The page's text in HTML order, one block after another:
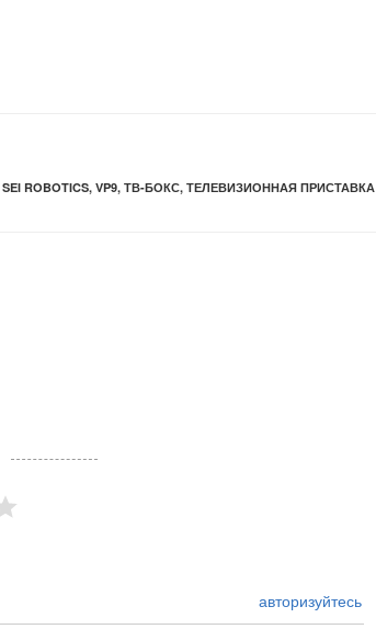
SEI ROBOTICS, VP9, ТВ-БОКС, ТЕЛЕВИЗИОННАЯ ПРИСТАВКА
авторизуйтесь